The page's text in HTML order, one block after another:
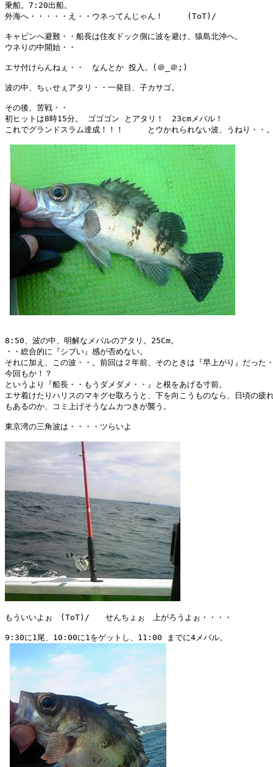
乗船。7:20出船。
外海へ・・・・・え・・ウネってんじゃん！　　　(ToT)/
キャビンへ避難・・船長は住友ドック側に波を避け、猿島北沖へ。
ウネりの中開始・・
エサ付けらんねぇ・・　なんとか 投入。(＠_＠;)
波の中、ちぃせぇアタリ・・一発目、子カサゴ。
その後、苦戦・・
初ヒットは8時15分。 ゴゴゴン とアタリ！　23cmメバル！
これでグランドスラム達成！！！　　　とウかれられない波、うねり・・
8:50、波の中、明解なメバルのアタリ。25Cm。
・・総合的に『シブい』感が否めない。
それに加え、この波・・。前回は２年前、そのときは『早上がり』だった
今回もか！？
というより『船長・・もうダメダメ・・』と根をあげる寸前。
エサ着けたりハリスのマキグセ取ろうと、下を向こうものなら、日頃の疲
もあるのか、コミ上げそうなムカつきが襲う。
東京湾の三角波は・・・・ツらいよ
もういいよぉ　(ToT)/　　せんちょぉ　上がろうよぉ・・・・
9:30に1尾、10:00に1をゲットし、11:00 までに4メバル。